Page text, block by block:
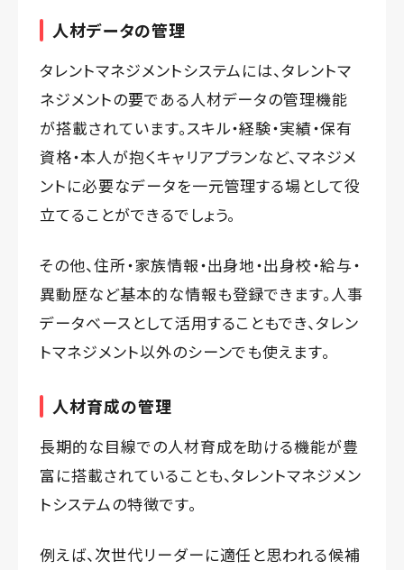
人材データの管理
タレントマネジメントシステムには、タレントマ
ネジメントの要である人材データの管理機能
が搭載されています。スキル・経験・実績・保有
資格・本人が抱くキャリアプランなど、マネジメ
ントに必要なデータを一元管理する場として役
立てることができるでしょう。
その他、住所・家族情報・出身地・出身校・給与・
異動歴など基本的な情報も登録できます。人事
データベースとして活用することもでき、タレン
トマネジメント以外のシーンでも使えます。
人材育成の管理
長期的な目線での人材育成を助ける機能が豊
富に搭載されていることも、タレントマネジメン
トシステムの特徴です。
例えば、次世代リーダーに適任と思われる候補